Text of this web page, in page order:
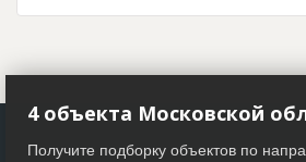
4 объекта Московской
Получите подборку объектов по